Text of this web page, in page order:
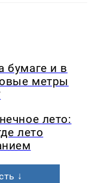
бумаге и в
метры
лето:
лето
↓